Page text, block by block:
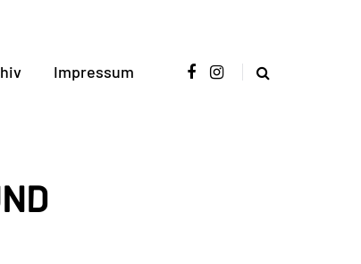
Impressum